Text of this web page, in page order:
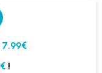
7.99€
!